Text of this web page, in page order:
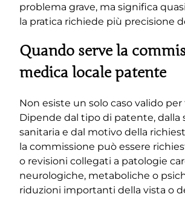
problema grave, ma significa
la pratica richiede più precisione
Quando serve la
medica locale patente
Non esiste un solo caso valido
Dipende dal tipo di patente, dalla
sanitaria e dal motivo della
la commissione può essere
o revisioni collegati a patologie
neurologiche, metaboliche o
riduzioni importanti della vista o